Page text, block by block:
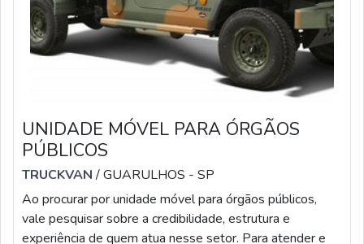
UNIDADE MÓVEL PARA ÓRGÃOS
PÚBLICOS
TRUCKVAN/ GUARULHOS - SP
Ao procurar por unidade móvel para órgãos públicos,
vale pesquisar sobre a credibilidade, estrutura e
experiência de quem atua nesse setor. Para atender e